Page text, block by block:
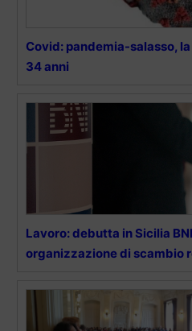
Covid: pandemia-salasso,
34 anni
Lavoro: debutta in Sicilia
organizzazione di scambio